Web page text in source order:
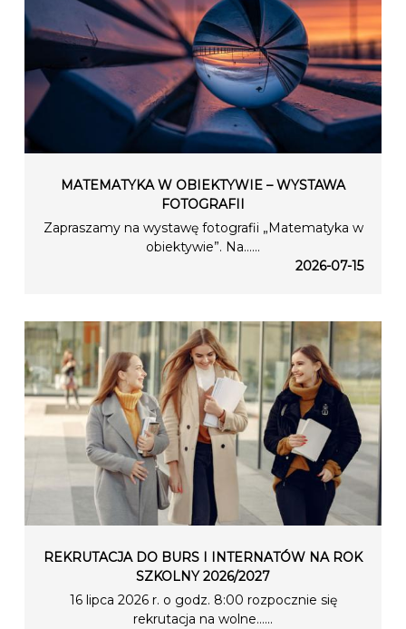
MATEMATYKA W OBIEKTYWIE – WYSTAWA
FOTOGRAFII
Zapraszamy na wystawę fotografii „Matematyka w
obiektywie”. Na…...
2026-07-15
REKRUTACJA DO BURS I INTERNATÓW NA ROK
SZKOLNY 2026/2027
16 lipca 2026 r. o godz. 8:00 rozpocznie się
rekrutacja na wolne…...